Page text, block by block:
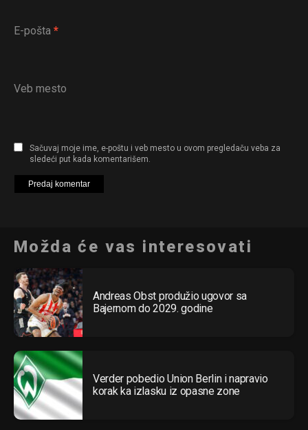
E-pošta *
Veb mesto
Sačuvaj moje ime, e-poštu i veb mesto u ovom pregledaču veba za
sledeći put kada komentarišem.
Možda će vas interesovati
Andreas Obst produžio ugovor sa
Bajernom do 2029. godine
Verder pobedio Union Berlin i napravio
korak ka izlasku iz opasne zone